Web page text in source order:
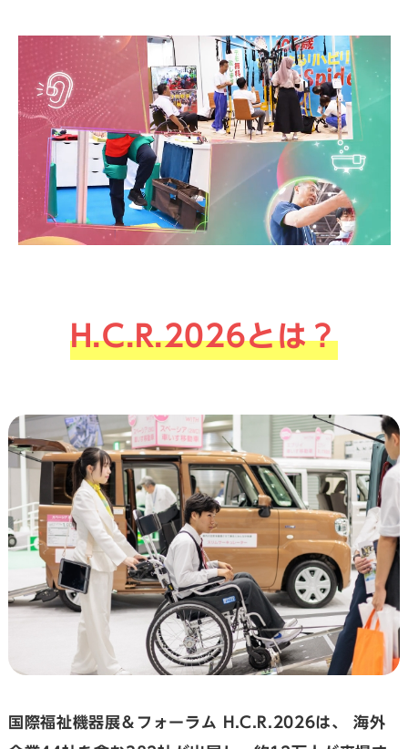
H.C.R.2026とは？
国際福祉機器展＆フォーラム H.C.R.2026は、
海外